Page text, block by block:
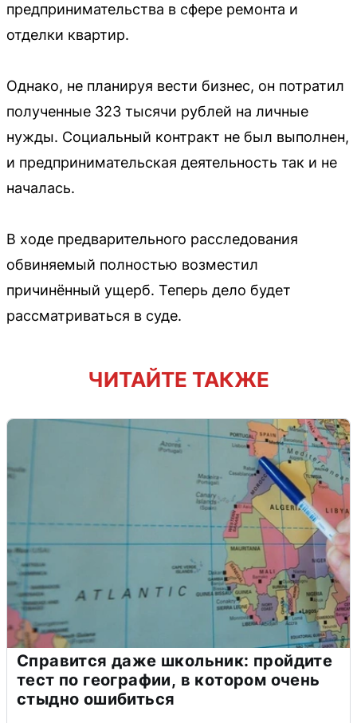
предпринимательства в сфере ремонта и
отделки квартир.
Однако, не планируя вести бизнес, он потратил
полученные 323 тысячи рублей на личные
нужды. Социальный контракт не был выполнен,
и предпринимательская деятельность так и не
началась.
В ходе предварительного расследования
обвиняемый полностью возместил
причинённый ущерб. Теперь дело будет
рассматриваться в суде.
ЧИТАЙТЕ ТАКЖЕ
Справится даже школьник: пройдите
тест по географии, в котором очень
стыдно ошибиться